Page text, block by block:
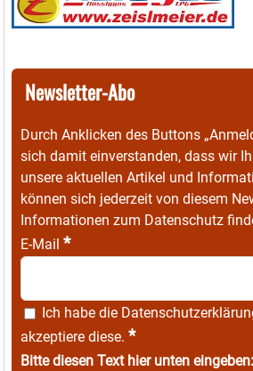
Newsletter-Abo
Durch Anklicken des Buttons
sich damit einverstanden, dass wir
unsere aktuellen Artikel und
können sich jederzeit von diesem
Informationen zum Datenschutz
E-Mail *
Ich habe die
akzeptiere diese. *
Bitte diesen Text hier unten eingeben: